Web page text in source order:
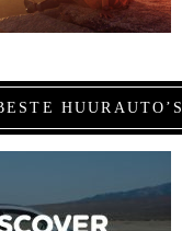
HUURAUTO’S